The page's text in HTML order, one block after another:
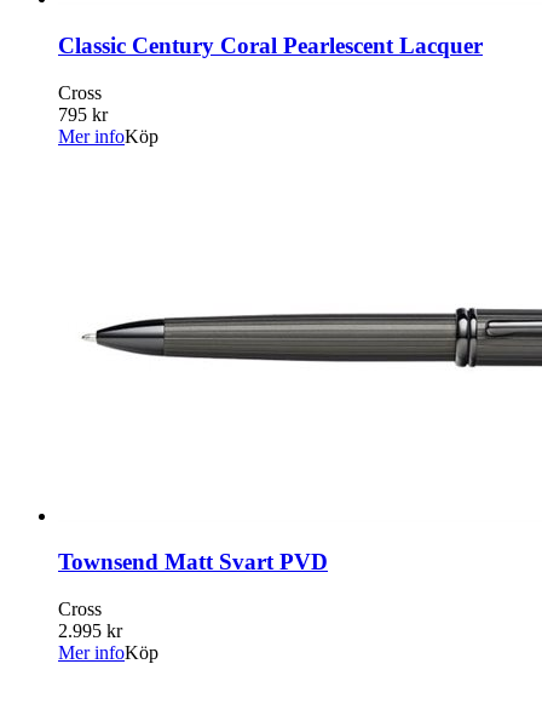
Classic Century Coral Pearlescent Lacquer
Cross
795 kr
Mer infoKöp
Townsend Matt Svart PVD
Cross
2.995 kr
Mer infoKöp